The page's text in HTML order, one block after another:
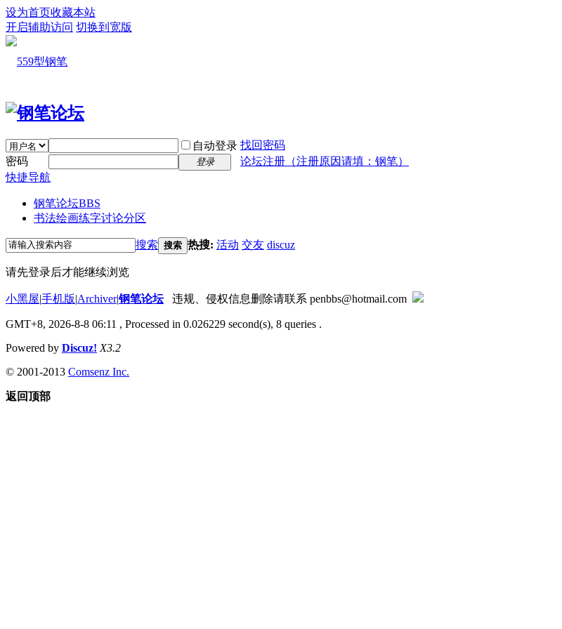
设为首页收藏本站
开启辅助访问 切换到宽版
自动登录 找回密码
密码
登录
论坛注册（注册原因请填：钢笔）
快捷导航
钢笔论坛BBS
书法绘画练字讨论分区
搜索 搜索 热搜: 活动 交友 discuz
请先登录后才能继续浏览
小黑屋|手机版|Archiver|钢笔论坛 违规、侵权信息删除请联系 penbbs@hotmail.com
GMT+8, 2026-8-8 06:11 , Processed in 0.026229 second(s), 8 queries .
Powered by Discuz! X3.2
© 2001-2013 Comsenz Inc.
返回顶部